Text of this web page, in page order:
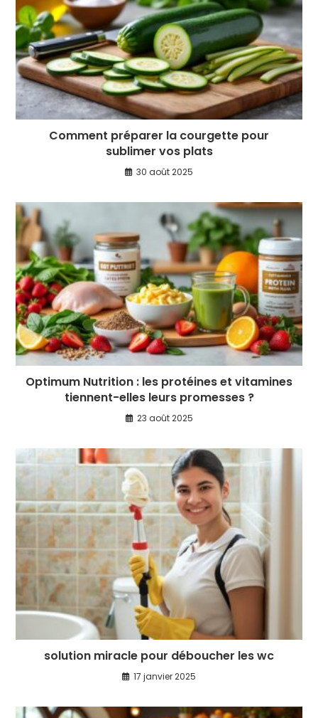
Comment préparer la courgette pour
sublimer vos plats
30 août 2025
Optimum Nutrition : les protéines et vitamines
tiennent-elles leurs promesses ?
23 août 2025
solution miracle pour déboucher les wc
17 janvier 2025